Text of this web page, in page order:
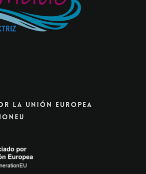
La Unión Europea